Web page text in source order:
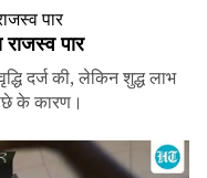
पार
दर्ज की, लेकिन शुद्ध लाभ
के कारण।